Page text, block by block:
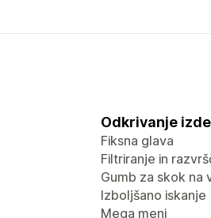
Odkrivanje
Fiksna glava
Filtriranje in
Gumb za skok na
Izboljšano iskanje
Mega meni